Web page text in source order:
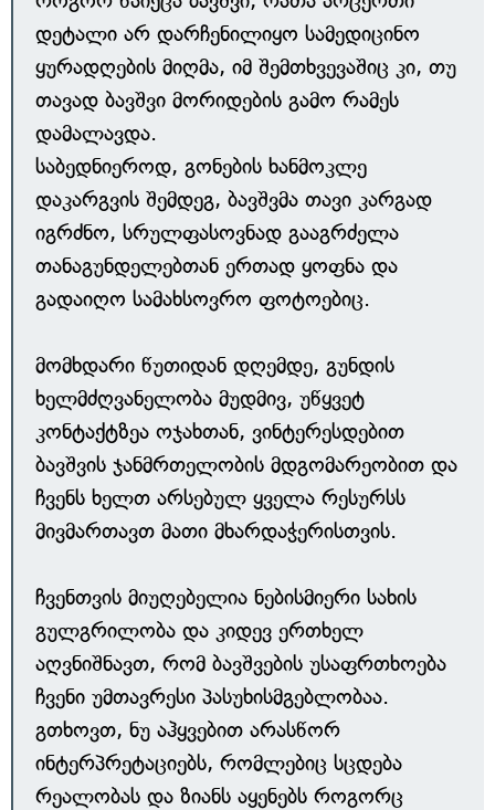
დეტალი არ დარჩენილიყო სამედიცინო
ყურადღების მიღმა, იმ შემთხვევაშიც კი, თუ
თავად ბავშვი მორიდების გამო რამეს
დამალავდა.
საბედნიეროდ, გონების ხანმოკლე
დაკარგვის შემდეგ, ბავშვმა თავი კარგად
იგრძნო, სრულფასოვნად გააგრძელა
თანაგუნდელებთან ერთად ყოფნა და
გადაიღო სამახსოვრო ფოტოებიც.
მომხდარი წუთიდან დღემდე, გუნდის
ხელმძღვანელობა მუდმივ, უწყვეტ
კონტაქტზეა ოჯახთან, ვინტერესდებით
ბავშვის ჯანმრთელობის მდგომარეობით და
ჩვენს ხელთ არსებულ ყველა რესურსს
მივმართავთ მათი მხარდაჭერისთვის.
ჩვენთვის მიუღებელია ნებისმიერი სახის
გულგრილობა და კიდევ ერთხელ
აღვნიშნავთ, რომ ბავშვების უსაფრთხოება
ჩვენი უმთავრესი პასუხისმგებლობაა.
გთხოვთ, ნუ აჰყვებით არასწორ
ინტერპრეტაციებს, რომლებიც სცდება
რეალობას და ზიანს აყენებს როგორც